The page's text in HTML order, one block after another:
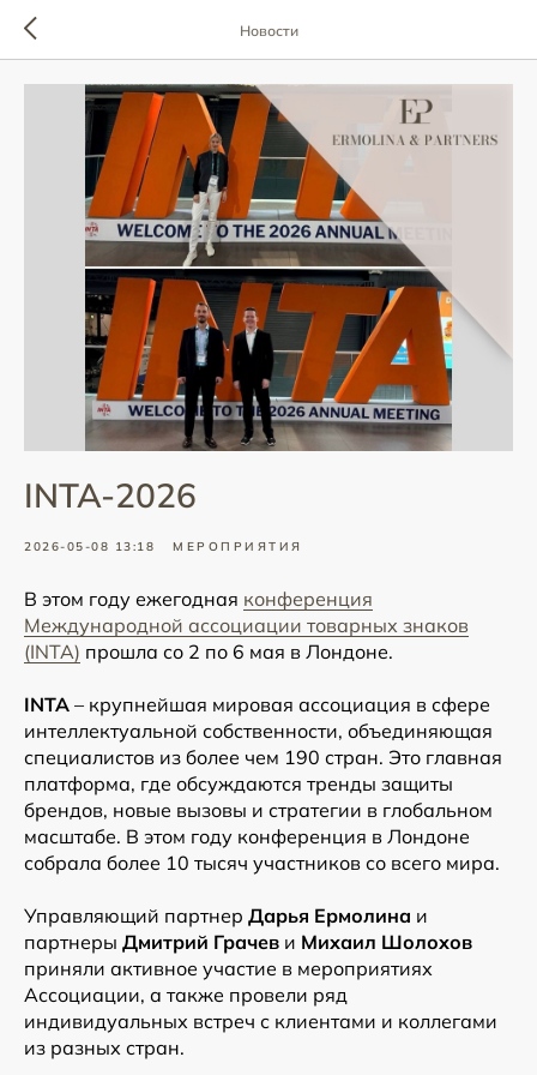
Новости
INTA-2026
2026-05-08 13:18 МЕРОПРИЯТИЯ
В этом году ежегодная конференция
Международной ассоциации товарных знаков
(INTA) прошла со 2 по 6 мая в Лондоне.
INTA – крупнейшая мировая ассоциация в сфере
интеллектуальной собственности, объединяющая
специалистов из более чем 190 стран. Это главная
платформа, где обсуждаются тренды защиты
брендов, новые вызовы и стратегии в глобальном
масштабе. В этом году конференция в Лондоне
собрала более 10 тысяч участников со всего мира.
Управляющий партнер Дарья Ермолина и
партнеры Дмитрий Грачев и Михаил Шолохов
приняли активное участие в мероприятиях
Ассоциации, а также провели ряд
индивидуальных встреч с клиентами и коллегами
из разных стран.